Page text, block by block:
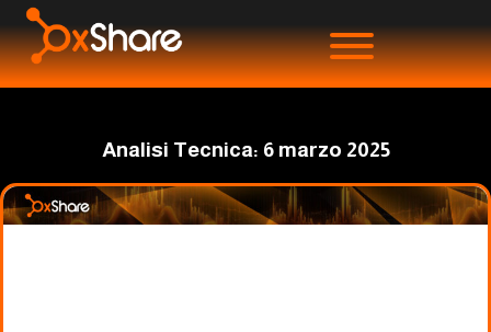
Analisi Tecnica: 6 marzo 2025